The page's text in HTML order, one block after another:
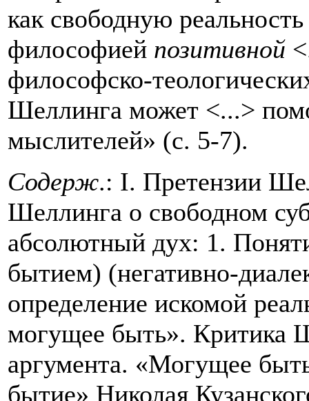
как свободную
философией позитивной
философско-
Шеллинга может <...>
мыслителей» (с. 5-7).
Содерж.: I. Претензии
Шеллинга о свободном
абсолютный дух: 1.
бытием) (негативно-
определение искомой
могущее быть». Критика
аргумента. «Могущее
бытие» Николая